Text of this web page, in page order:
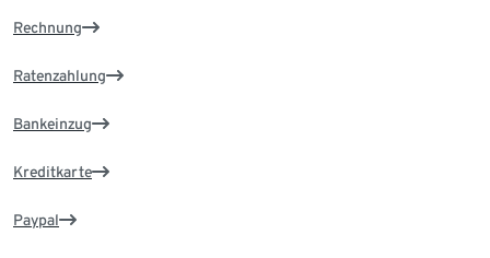
Rechnung
Ratenzahlung
Bankeinzug
Kreditkarte
Paypal